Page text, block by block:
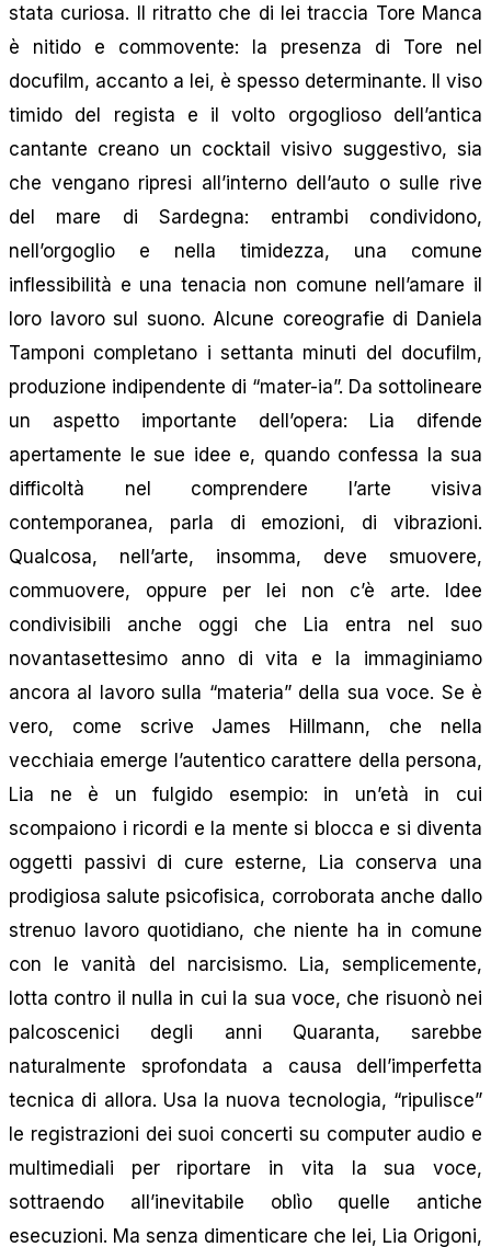
stata curiosa. Il ritratto che di lei traccia Tore Manca
è nitido e commovente: la presenza di Tore nel
docufilm, accanto a lei, è spesso determinante. Il viso
timido del regista e il volto orgoglioso dell’antica
cantante creano un cocktail visivo suggestivo, sia
che vengano ripresi all’interno dell’auto o sulle rive
del mare di Sardegna: entrambi condividono,
nell’orgoglio e nella timidezza, una comune
inflessibilità e una tenacia non comune nell’amare il
loro lavoro sul suono. Alcune coreografie di Daniela
Tamponi completano i settanta minuti del docufilm,
produzione indipendente di “mater-ia”. Da sottolineare
un aspetto importante dell’opera: Lia difende
apertamente le sue idee e, quando confessa la sua
difficoltà nel comprendere l’arte visiva
contemporanea, parla di emozioni, di vibrazioni.
Qualcosa, nell’arte, insomma, deve smuovere,
commuovere, oppure per lei non c’è arte. Idee
condivisibili anche oggi che Lia entra nel suo
novantasettesimo anno di vita e la immaginiamo
ancora al lavoro sulla “materia” della sua voce. Se è
vero, come scrive James Hillmann, che nella
vecchiaia emerge l’autentico carattere della persona,
Lia ne è un fulgido esempio: in un’età in cui
scompaiono i ricordi e la mente si blocca e si diventa
oggetti passivi di cure esterne, Lia conserva una
prodigiosa salute psicofisica, corroborata anche dallo
strenuo lavoro quotidiano, che niente ha in comune
con le vanità del narcisismo. Lia, semplicemente,
lotta contro il nulla in cui la sua voce, che risuonò nei
palcoscenici degli anni Quaranta, sarebbe
naturalmente sprofondata a causa dell’imperfetta
tecnica di allora. Usa la nuova tecnologia, “ripulisce”
le registrazioni dei suoi concerti su computer audio e
multimediali per riportare in vita la sua voce,
sottraendo all’inevitabile oblìo quelle antiche
esecuzioni. Ma senza dimenticare che lei, Lia Origoni,